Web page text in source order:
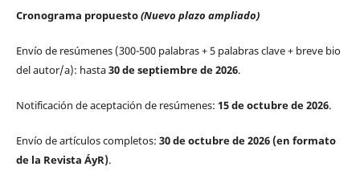
Cronograma propuesto(Nuevo plazo ampliado)
Envío de resúmenes (300-500 palabras + 5 palabras clave + breve bio
del autor/a): hasta30 de septiembre de 2026.
Notificación de aceptación de resúmenes: 15 de octubre de 2026.
Envío de artículos completos: 30 de octubre de 2026 (en formato
de la Revista ÁyR).